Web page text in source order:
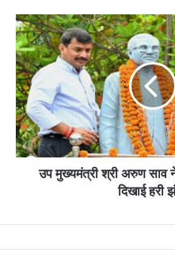
उप मुख्यमंत्री श्री अरुण साव
दिखाई हरी